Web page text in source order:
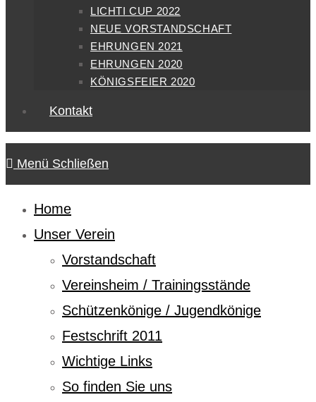
LICHTI CUP 2022
NEUE VORSTANDSCHAFT
EHRUNGEN 2021
EHRUNGEN 2020
KÖNIGSFEIER 2020
Kontakt
Menü Schließen
Home
Unser Verein
Vorstandschaft
Vereinsheim / Trainingsstände
Schützenkönige / Jugendkönige
Festschrift 2011
Wichtige Links
So finden Sie uns